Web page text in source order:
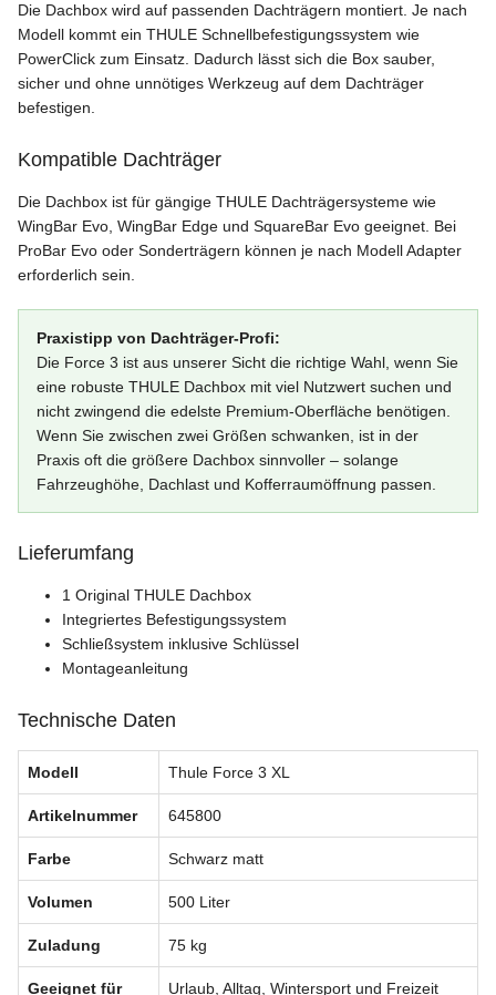
Die Dachbox wird auf passenden Dachträgern montiert. Je nach
Modell kommt ein THULE Schnellbefestigungssystem wie
PowerClick zum Einsatz. Dadurch lässt sich die Box sauber,
sicher und ohne unnötiges Werkzeug auf dem Dachträger
befestigen.
Kompatible Dachträger
Die Dachbox ist für gängige THULE Dachträgersysteme wie
WingBar Evo, WingBar Edge und SquareBar Evo geeignet. Bei
ProBar Evo oder Sonderträgern können je nach Modell Adapter
erforderlich sein.
Praxistipp von Dachträger-Profi:
Die Force 3 ist aus unserer Sicht die richtige Wahl, wenn Sie
eine robuste THULE Dachbox mit viel Nutzwert suchen und
nicht zwingend die edelste Premium-Oberfläche benötigen.
Wenn Sie zwischen zwei Größen schwanken, ist in der
Praxis oft die größere Dachbox sinnvoller – solange
Fahrzeughöhe, Dachlast und Kofferraumöffnung passen.
Lieferumfang
1 Original THULE Dachbox
Integriertes Befestigungssystem
Schließsystem inklusive Schlüssel
Montageanleitung
Technische Daten
Modell Thule Force 3 XL
Artikelnummer 645800
Farbe Schwarz matt
Volumen 500 Liter
Zuladung 75 kg
Geeignet für Urlaub, Alltag, Wintersport und Freizeit